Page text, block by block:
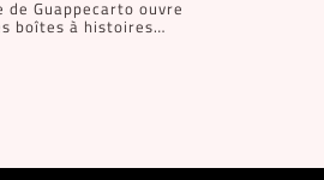
Guappecarto ouvre
boîtes à histoires…